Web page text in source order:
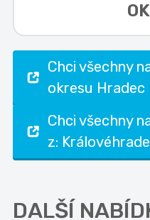
Chci všechny
okresu Hradec
Chci všechny
z:
DALŠÍ